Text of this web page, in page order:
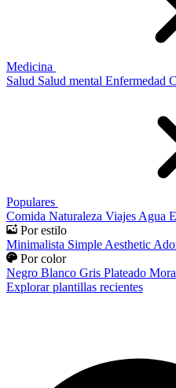
Medicina
Salud Salud mental Enfermedad
Populares
Comida Naturaleza Viajes Agua
Por estilo
Minimalista Simple Aesthetic
Por color
Negro Blanco Gris Plateado
Explorar plantillas recientes